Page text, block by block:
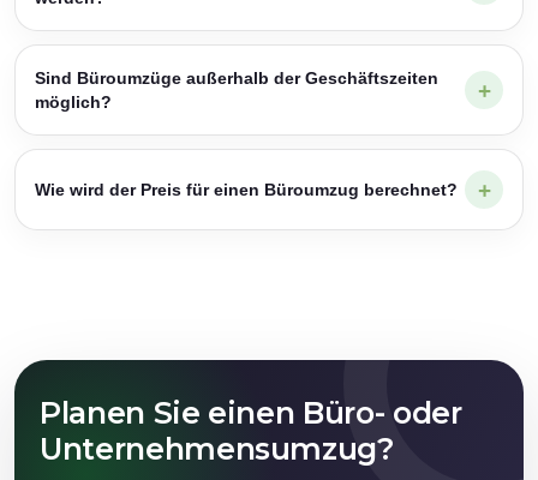
Sind Büroumzüge außerhalb der Geschäftszeiten
möglich?
Wie wird der Preis für einen Büroumzug berechnet?
Planen Sie einen Büro- oder
Unternehmensumzug?